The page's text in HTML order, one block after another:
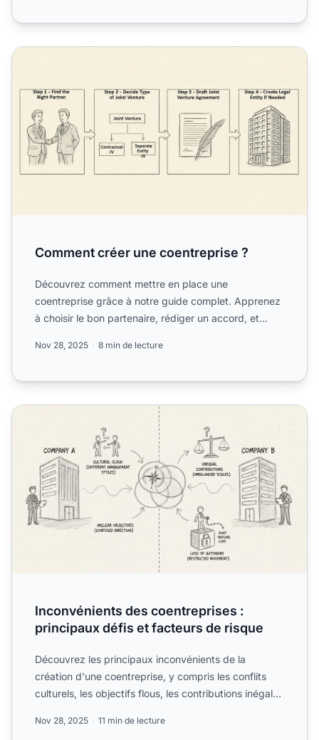
Comment créer une coentreprise ?
Comment créer une coentreprise ?
Découvrez comment mettre en place une
coentreprise grâce à notre guide complet. Apprenez
à choisir le bon partenaire, rédiger un accord, et
Nov 28, 2025 8 min de lecture
Inconvénients des coentreprises : principaux défis et
Inconvénients des coentreprises :
principaux défis et facteurs de risque
Découvrez les principaux inconvénients de la
création d'une coentreprise, y compris les conflits
culturels, les objectifs flous, les contributions inégales
Nov 28, 2025 11 min de lecture